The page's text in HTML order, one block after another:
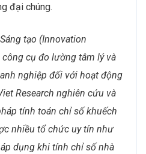
đại chúng.
tạo (Innovation
cụ đo lường tâm lý và
nghiệp đối với hoạt động
Research nghiên cứu và
tính toán chỉ số khuếch
nhiều tổ chức uy tín như
dụng khi tính chỉ số nhà